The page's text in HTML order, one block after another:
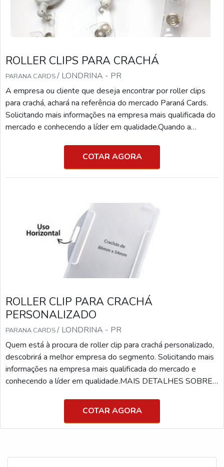
ROLLER CLIPS PARA CRACHÁ
PARANA CARDS/ LONDRINA - PR
A empresa ou cliente que deseja encontrar por roller clips
para crachá, achará na referência do mercado Paraná Cards.
Solicitando mais informações na empresa mais qualificada do
mercado e conhecendo a líder em qualidade.Quando a
especializados da Paraná Cards o cliente receberá excelente
INFORMAÇÕES RELEVANTES SOBRE ROLLER CLIPS
COTAR AGORA
ROLLER CLIP PARA CRACHÁ
PERSONALIZADO
PARANA CARDS/ LONDRINA - PR
Quem está à procura de roller clip para crachá personalizado,
descobrirá a melhor empresa do segmento. Solicitando mais
informações na empresa mais qualificada do mercado e
conhecendo a líder em qualidade.MAIS DETALHES SOBRE
alguém pesquisar roller clip para crachá personalizado em
Cards. Uma empresa com alto know-how em cartão tarja
COTAR AGORA